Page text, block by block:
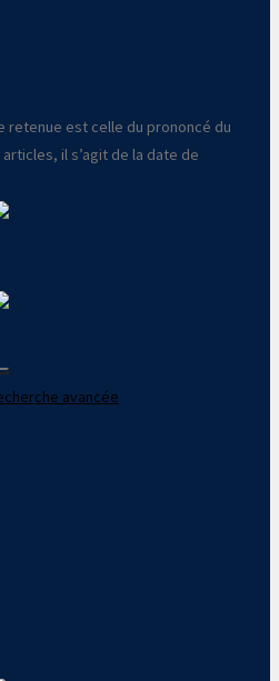
retenue est celle du prononcé du
il s’agit de la date de
avancée